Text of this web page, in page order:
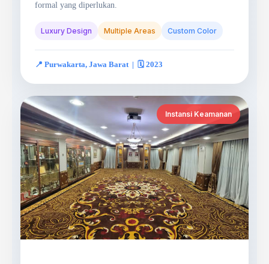
formal yang diperlukan.
Luxury Design Multiple Areas Custom Color
📍 Purwakarta, Jawa Barat | 🗓️ 2023
Instansi Keamanan